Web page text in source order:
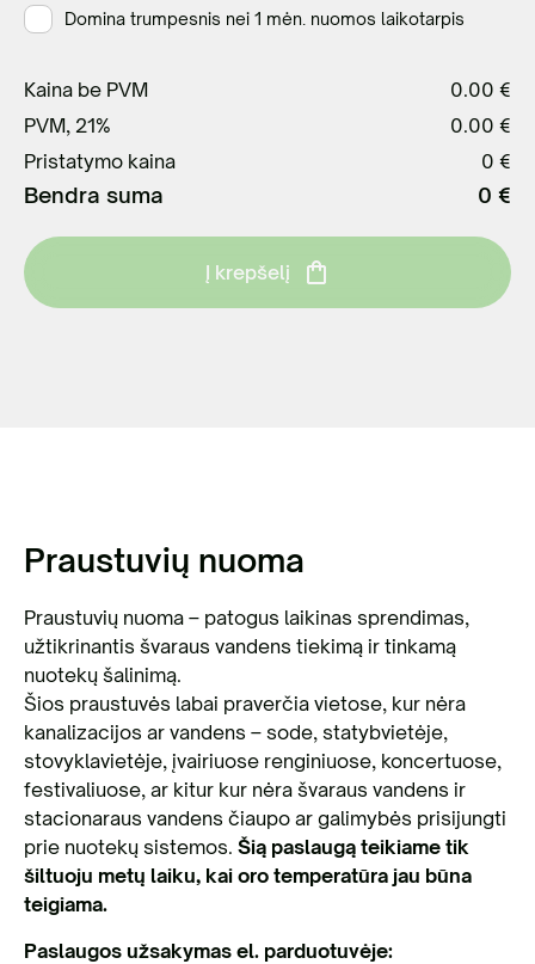
Domina trumpesnis nei 1 mėn. nuomos laikotarpis
Kaina be PVM
0.00 €
PVM, 21%
0.00 €
Pristatymo kaina
0 €
Bendra suma 0 €
Į krepšelį
Praustuvių nuoma
Praustuvių nuoma – patogus laikinas sprendimas,
užtikrinantis švaraus vandens tiekimą ir tinkamą
nuotekų šalinimą.
Šios praustuvės labai praverčia vietose, kur nėra
kanalizacijos ar vandens – sode, statybvietėje,
stovyklavietėje, įvairiuose renginiuose, koncertuose,
festivaliuose, ar kitur kur nėra švaraus vandens ir
stacionaraus vandens čiaupo ar galimybės prisijungti
prie nuotekų sistemos. Šią paslaugą teikiame tik
šiltuoju metų laiku, kai oro temperatūra jau būna
teigiama.
Paslaugos užsakymas el. parduotuvėje: